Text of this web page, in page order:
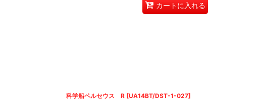
カートに入れる
科学船ペルセウス R [UA14BT/DST-1-027]